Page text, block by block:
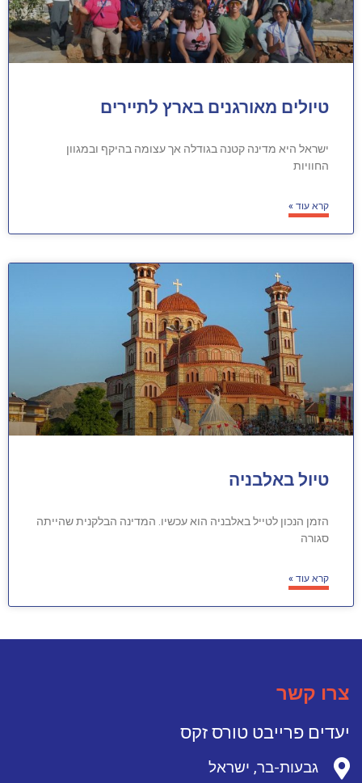
טיולים מאורגנים בארץ לתיירים
ישראל היא מדינה קטנה בגודלה אך עצומה בהיקף ובמגוון
החוויות
קרא עוד »
טיול באלבניה
הזמן הנכון לטייל באלבניה הוא עכשיו. המדינה הבלקנית שהייתה
סגורה
קרא עוד »
צרו קשר
יעדים פרייבט טורס זקס
גבעות-בר, ישראל